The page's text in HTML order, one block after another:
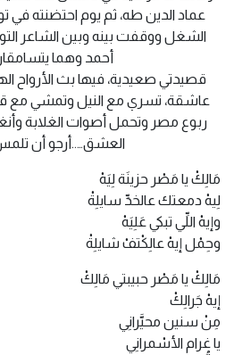
عماد الدين طه، ثم يوم احتضنته في
الشغل ووقفت بينه وبين الشاعر
أحمد وهما
قصيدتي صعيدية، فيها بث الأرواح
عاشقة، تسري مع النيل وتمشي مع
ربوع مصر وتحمل أصوات الغلابة
العشق…..أرجو أن
مَالِكْ يا مَصْر حزينَة لِيَهْ
لِيهْ دمعتك عالخدِّ سايلِةْ
وإيهْ اللِّي تبكي عَلِيَهْ
وحِمْل إيهْ عالِكْتفْ شايلِةْ
مَالِكْ يا مَصْر حبيبتي مَالِكْ
إيهْ جَرالِكْ
مِنْ سنين محيَّرانِي
يا غرامِ الأسْمرانِي